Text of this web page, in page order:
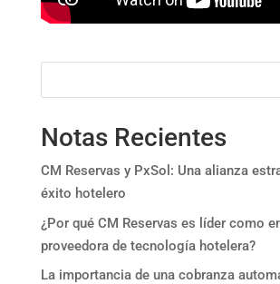
Notas Recientes
CM Reservas y PxSol: Una alianza
éxito hotelero
¿Por qué CM Reservas es líder como
proveedora de tecnología hotelera?
La importancia de una cobranza